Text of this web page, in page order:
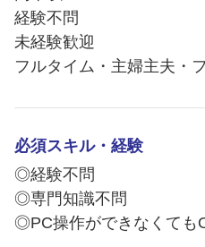
経験不問
未経験歓迎
フルタイム・主婦主夫・
必須スキル・経験
◎経験不問
◎専門知識不問
◎PC操作ができなくても